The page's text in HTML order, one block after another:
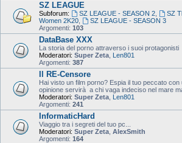
SZ LEAGUE
Subforum: SZ LEAGUE - SEASON 2,
SZ
Women 2K20
SZ LEAGUE - SEASON 3
Argomenti: 103
DataBase XXX
La storia del porno attraverso i suoi protagonisti
Moderatori: Super Zeta Len801
Argomenti: 387
Il RE-Censore
Hai visto un film porno? Espia il tuo peccato
opinione servirà a chi vaga indeciso nel mare
Moderatori: Super Zeta Len801
Argomenti: 241
InformaticHard
Viaggio tra i segreti del tuo pc...
Moderatori: Super Zeta AlexSmith
Argomenti: 164